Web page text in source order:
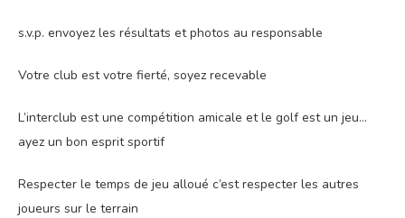
s.v.p. envoyez les résultats et photos au responsable
Votre club est votre fierté, soyez recevable
L’interclub est une compétition amicale et le golf est un jeu…
ayez un bon esprit sportif
Respecter le temps de jeu alloué c’est respecter les autres
joueurs sur le terrain